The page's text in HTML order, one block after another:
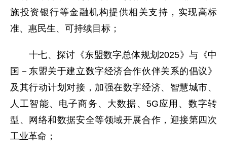
施投资银行等金融机构提供相关支持，实现高标
准、惠民生、可持续目标；
十七、探讨《东盟数字总体规划2025》与《中
国－东盟关于建立数字经济合作伙伴关系的倡议》
及其行动计划对接，加强在数字经济、智慧城市、
人工智能、电子商务、大数据、5G应用、数字转
型、网络和数据安全等领域开展合作，迎接第四次
工业革命；